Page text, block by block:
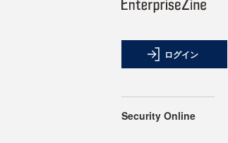
ログイン
Security Online